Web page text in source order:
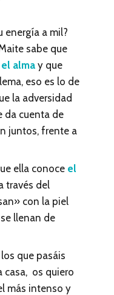
energía a mil?
sabe que
almay que
eso es lo de
la adversidad
da cuenta de
juntos, frente a
ella conoce el
través del
con la piel
llenan de
los que pasáis
casa, os quiero
más intenso y